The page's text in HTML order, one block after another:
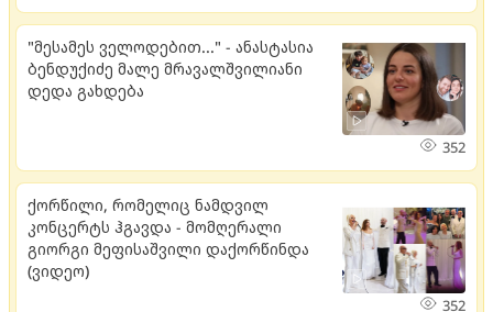
"მესამეს ველოდებით..." - ანასტასია
ბენდუქიძე მალე მრავალშვილიანი
დედა გახდება
352
ქორწილი, რომელიც ნამდვილ
კონცერტს ჰგავდა - მომღერალი
გიორგი მეფისაშვილი დაქორწინდა
(ვიდეო)
352